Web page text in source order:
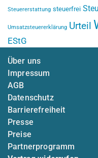
Steuererstattung steuerfrei
Umsatzsteuererklärung Urteil
EStG
Über uns
Impressum
AGB
Datenschutz
Barrierefreiheit
Presse
Preise
Partnerprogramm